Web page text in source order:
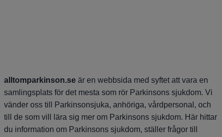
alltomparkinson.se är en webbsida med syftet att vara en
samlingsplats för det mesta som rör Parkinsons sjukdom. Vi
vänder oss till Parkinsonsjuka, anhöriga, vårdpersonal, och
till de som vill lära sig mer om Parkinsons sjukdom. Här hittar
du information om Parkinsons sjukdom, ställer frågor till